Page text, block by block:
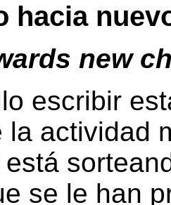
hacia
new
escribir
la actividad
se le han